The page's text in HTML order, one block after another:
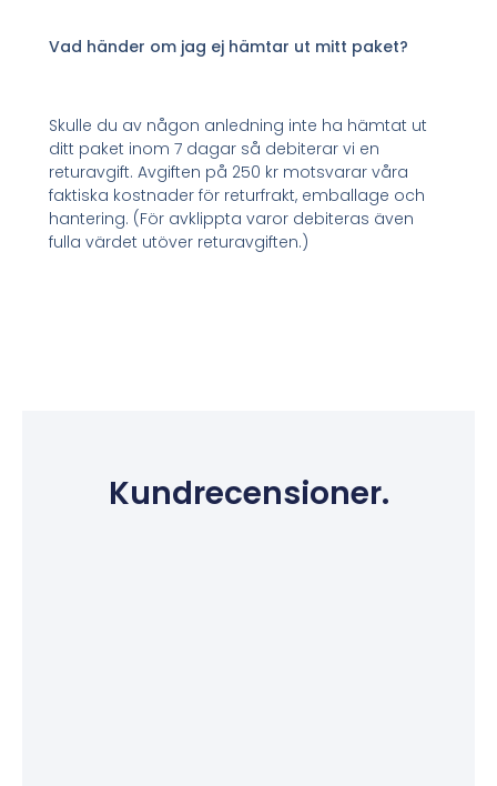
Vad händer om jag ej hämtar ut mitt paket?
Skulle du av någon anledning inte ha hämtat ut
ditt paket inom 7 dagar så debiterar vi en
returavgift. Avgiften på 250 kr motsvarar våra
faktiska kostnader för returfrakt, emballage och
hantering. (För avklippta varor debiteras även
fulla värdet utöver returavgiften.)
Kundrecensioner.